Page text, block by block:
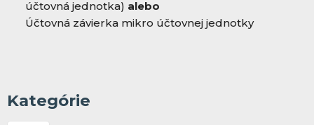
účtovná jednotka) alebo
Účtovná závierka mikro účtovnej jednotky
Kategórie